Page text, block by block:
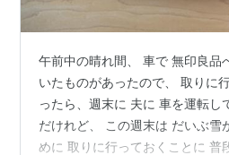
午前中の晴れ間、 車で 無印良品
いたものがあったので、 取りに
ったら、週末に 夫に 車を運転し
だけれど、 この週末は だいぶ雪
めに 取りに行っておくことに 普